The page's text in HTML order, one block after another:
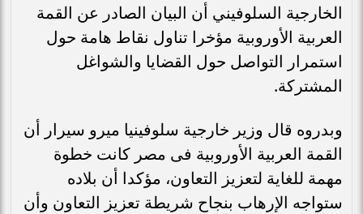
الخارجية السلوفيني أن البيان الصادر عن القمة
العربية الأوروبية مؤخرا تناول نقاط هامة حول
استمرار التواصل حول القضايا والشواغل
المشتركة.
وبدروه قال وزير خارجية سلوفينيا ميرو سيرار أن
القمة العربية الأوروبية فى مصر كانت خطوة
مهمة للغاية لتعزيز التعاون، مؤكدا أن بلاده
ستواجه الإرهاب بنجاح شريطة تعزيز التعاون وأن